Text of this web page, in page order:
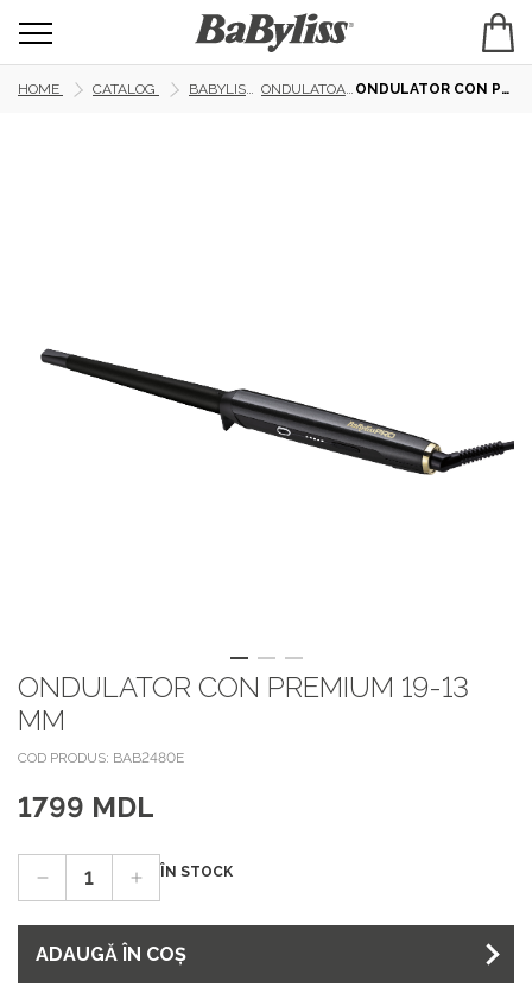
HOME CATALOG BABYLISS PRO ONDULATOARE PRO ONDULATOR CON PREMIUM 19-13 MM
ONDULATOR CON PREMIUM 19-13
MM
COD PRODUS: BAB2480E
1799 MDL
ÎN STOCK
ADAUGĂ ÎN COȘ